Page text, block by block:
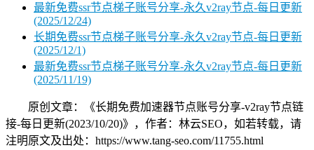
最新免费ssr节点梯子账号分享-永久v2ray节点-每日更新
(2025/12/24)
长期免费ssr节点梯子账号分享-永久v2ray节点-每日更新
(2025/12/1)
最新免费ssr节点梯子账号分享-永久v2ray节点-每日更新
(2025/11/19)
原创文章：《长期免费加速器节点账号分享-v2ray节点链
接-每日更新(2023/10/20)》，作者：林云SEO，如若转载，请
注明原文及出处：https://www.tang-seo.com/11755.html